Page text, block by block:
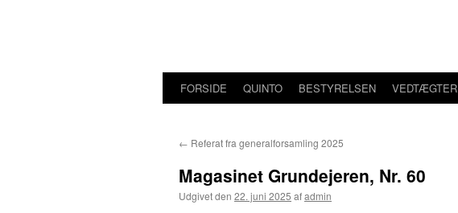
FORSIDE QUINTO BESTYRELSEN VEDTÆGTER
← Referat fra generalforsamling 2025
Magasinet Grundejeren, Nr. 60
Udgivet den 22. juni 2025 afadmin